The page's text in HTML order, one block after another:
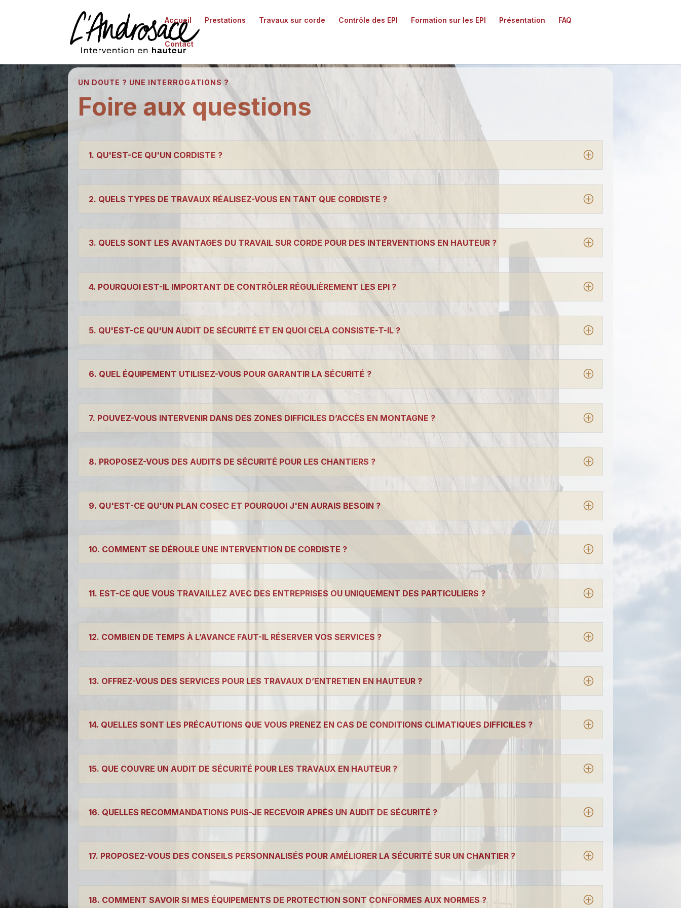
Accueil Prestations Travaux sur corde Contrôle des EPI Formation sur les EPI Présentation FAQ
Contact
UN DOUTE ? UNE INTERROGATIONS ?
Foire aux questions
1. QU'EST-CE QU'UN CORDISTE ?
2. QUELS TYPES DE TRAVAUX RÉALISEZ-VOUS EN TANT QUE CORDISTE ?
3. QUELS SONT LES AVANTAGES DU TRAVAIL SUR CORDE POUR DES INTERVENTIONS EN HAUTEUR ?
4. POURQUOI EST-IL IMPORTANT DE CONTRÔLER RÉGULIÈREMENT LES EPI ?
5. QU'EST-CE QU'UN AUDIT DE SÉCURITÉ ET EN QUOI CELA CONSISTE-T-IL ?
6. QUEL ÉQUIPEMENT UTILISEZ-VOUS POUR GARANTIR LA SÉCURITÉ ?
7. POUVEZ-VOUS INTERVENIR DANS DES ZONES DIFFICILES D’ACCÈS EN MONTAGNE ?
8. PROPOSEZ-VOUS DES AUDITS DE SÉCURITÉ POUR LES CHANTIERS ?
9. QU'EST-CE QU'UN PLAN COSEC ET POURQUOI J'EN AURAIS BESOIN ?
10. COMMENT SE DÉROULE UNE INTERVENTION DE CORDISTE ?
11. EST-CE QUE VOUS TRAVAILLEZ AVEC DES ENTREPRISES OU UNIQUEMENT DES PARTICULIERS ?
12. COMBIEN DE TEMPS À L’AVANCE FAUT-IL RÉSERVER VOS SERVICES ?
13. OFFREZ-VOUS DES SERVICES POUR LES TRAVAUX D’ENTRETIEN EN HAUTEUR ?
14. QUELLES SONT LES PRÉCAUTIONS QUE VOUS PRENEZ EN CAS DE CONDITIONS CLIMATIQUES DIFFICILES ?
15. QUE COUVRE UN AUDIT DE SÉCURITÉ POUR LES TRAVAUX EN HAUTEUR ?
16. QUELLES RECOMMANDATIONS PUIS-JE RECEVOIR APRÈS UN AUDIT DE SÉCURITÉ ?
17. PROPOSEZ-VOUS DES CONSEILS PERSONNALISÉS POUR AMÉLIORER LA SÉCURITÉ SUR UN CHANTIER ?
18. COMMENT SAVOIR SI MES ÉQUIPEMENTS DE PROTECTION SONT CONFORMES AUX NORMES ?